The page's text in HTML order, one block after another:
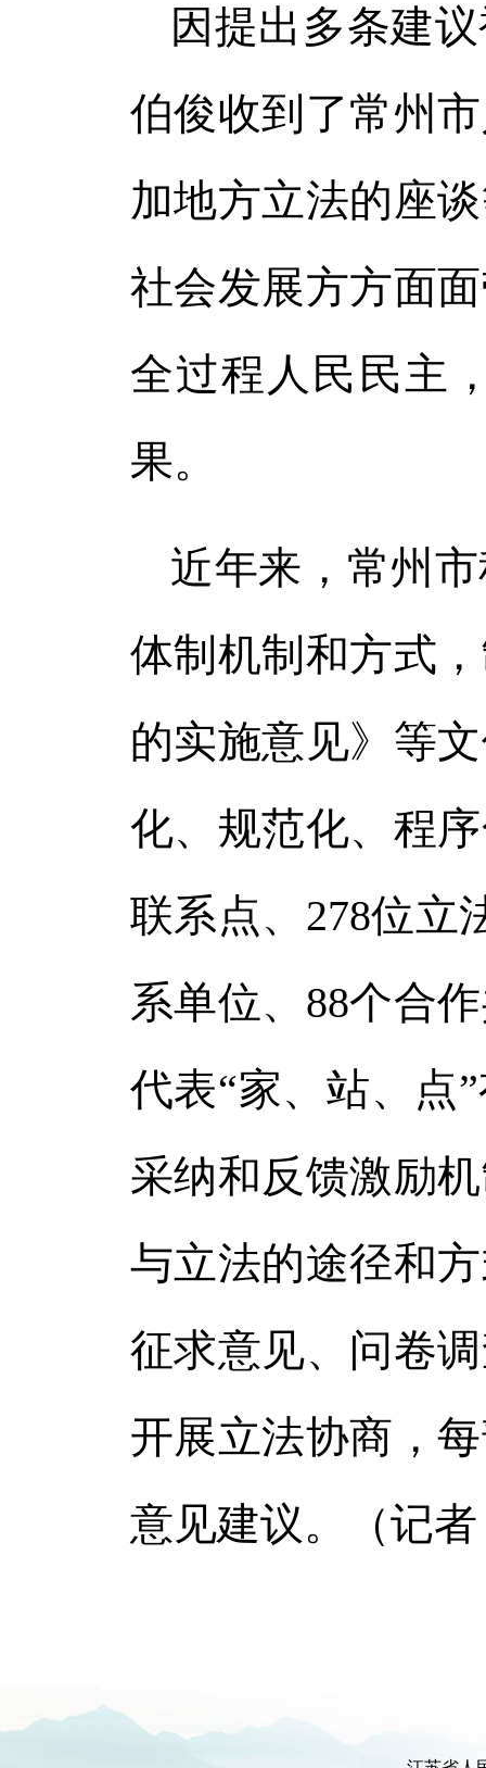
因提出多条建
伯俊收到了常州
加地方立法的座
社会发展方方面
全过程人民民主
果。
近年来，常州
体制机制和方式
的实施意见》等
化、规范化、程
联系点、278位立
系单位、88个合
代表“家、站、点
采纳和反馈激励
与立法的途径和
征求意见、问卷
开展立法协商，
意见建议。（记